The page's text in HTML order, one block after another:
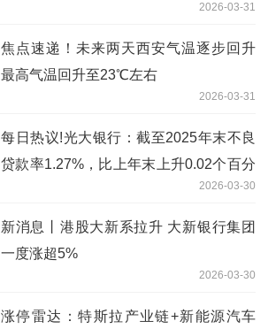
2026-03-31
焦点速递！未来两天西安气温逐步回升
最高气温回升至23℃左右
2026-03-31
每日热议!光大银行：截至2025年末不良
贷款率1.27%，比上年末上升0.02个百分
2026-03-30
新消息丨港股大新系拉升 大新银行集团
一度涨超5%
2026-03-30
涨停雷达：特斯拉产业链+新能源汽车